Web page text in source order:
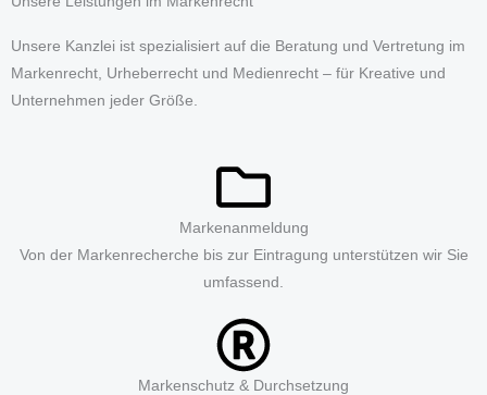
Unsere Kanzlei ist spezialisiert auf die Beratung und Vertretung im
Markenrecht, Urheberrecht und Medienrecht – für Kreative und
Unternehmen jeder Größe.
Markenanmeldung
Von der Markenrecherche bis zur Eintragung unterstützen wir Sie
umfassend.
Markenschutz & Durchsetzung